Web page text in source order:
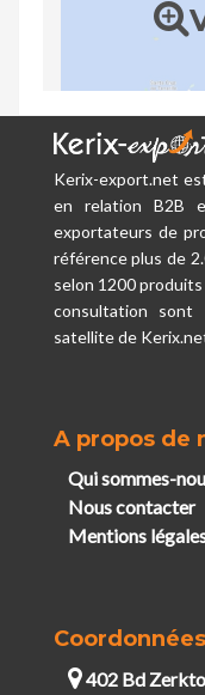
Kerix-export.net
en relation B2B
exportateurs de
référence plus de
selon 1200
consultation sont
satellite de
A propos de
Qui sommes-
Nous contacter
Mentions
Coordonnées
402 Bd